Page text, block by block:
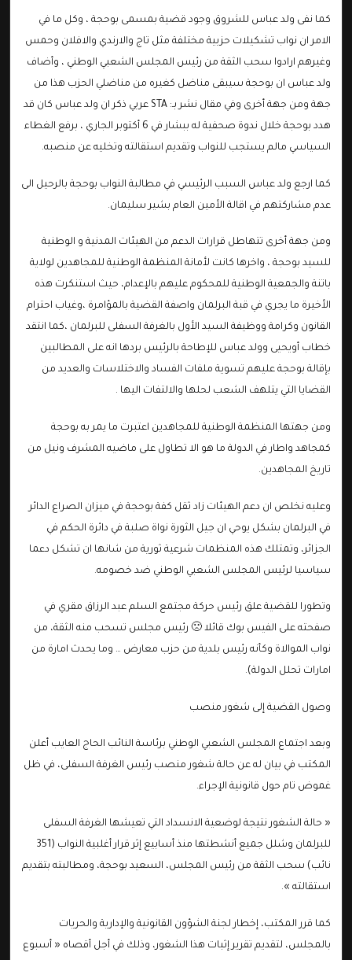
كما نفى ولد عباس للشروق وجود قضية بمسمى بوحجة ، وكل ما في
الامر ان نواب تشكيلات حزبية مختلفة مثل تاج والارندي والافلان وحمس
وغيرهم ارادوا سحب الثقة من رئيس المجلس الشعبي الوطني ، وأضاف
ولد عباس ان بوحجة سيبقى مناضل كغيره من مناضلي الحزب هذا من
جهة ومن جهة أخرى وفي مقال نشر بـ: STA عربي ذكر ان ولد عباس كان قد
هدد بوحجة خلال ندوة صحفية له ببشار في 6 أكتوبر الجاري ، برفع الغطاء
السياسي مالم يستجب للنواب وتقديم استقالته وتخليه عن منصبه.
كما ارجع ولد عباس السبب الرئيسي في مطالبة النواب بوحجة بالرحيل الى
عدم مشاركتهم في اقالة الأمين العام بشير سليمان.
ومن جهة أخرى تتهاطل قرارات الدعم من الهيئات المدنية و الوطنية
للسيد بوحجة ، واخرها كانت لأمانة المنظمة الوطنية للمجاهدين لولاية
باتنة والجمعية الوطنية للمحكوم عليهم بالإعدام، حيث استنكرت هذه
الأخيرة ما يجري في قبة البرلمان واصفة القضية بالمؤامرة ،وغياب احترام
القانون وكرامة ووظيفة السيد الأول بالغرفة السفلى للبرلمان ،كما انتقد
خطاب أويحيى وولد عباس للإطاحة بالرئيس بردها انه على المطالبين
بإقالة بوحجة عليهم تسوية ملفات الفساد والاختلاسات والعديد من
القضايا التي يتلهف الشعب لحلها والالتفات اليها .
ومن جهتها المنظمة الوطنية للمجاهدين اعتبرت ما يمر به بوحجة
كمجاهد واطار في الدولة ما هو الا تطاول على ماضيه المشرف ونيل من
تاريخ المجاهدين.
وعليه نخلص ان دعم الهيئات زاد ثقل كفة بوحجة في ميزان الصراع الدائر
في البرلمان بشكل يوحي ان جيل الثورة نواة صلبة في دائرة الحكم في
الجزائر، وتمتلك هذه المنظمات شرعية ثورية من شانها ان تشكل دعما
سياسيا لرئيس المجلس الشعبي الوطني ضد خصومه.
وتطورا للقضية علق رئيس حركة مجتمع السلم عبد الرزاق مقري في
صفحته على الفيس بوك قائلا 🙁 رئيس مجلس تسحب منه الثقة، من
نواب الموالاة وكأنه رئيس بلدية من حزب معارض … وما يحدث امارة من
امارات تحلل الدولة).
وصول القضية إلى شغور منصب
وبعد اجتماع المجلس الشعبي الوطني برئاسة النائب الحاج العايب أعلن
المكتب في بيان له عن حالة شغور منصب رئيس الغرفة السفلى، في ظل
غموض تام حول قانونية الإجراء.
« حالة الشغور نتيجة لوضعية الانسداد التي تعيشها الغرفة السفلى
للبرلمان وشلل جميع أنشطتها منذ أسابيع إثر قرار أغلبية النواب (351
نائب) سحب الثقة من رئيس المجلس، السعيد بوحجة، ومطالبته بتقديم
استقالته ».
كما قرر المكتب، إخطار لجنة الشؤون القانونية والإدارية والحريات
بالمجلس، لتقديم تقرير إثبات هذا الشغور، وذلك في أجل أقصاه « أسبوع